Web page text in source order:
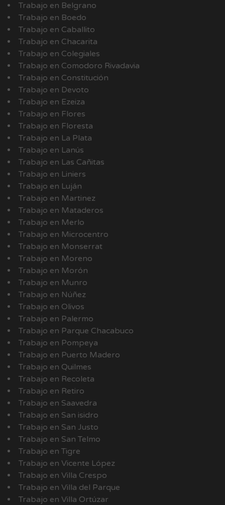
Trabajo en Belgrano
Trabajo en Boedo
Trabajo en Caballito
Trabajo en Chacarita
Trabajo en Colegiales
Trabajo en Comodoro Rivadavia
Trabajo en Constitución
Trabajo en Devoto
Trabajo en Ezeiza
Trabajo en Flores
Trabajo en Floresta
Trabajo en La Plata
Trabajo en Lanús
Trabajo en Las Cañitas
Trabajo en Liniers
Trabajo en Luján
Trabajo en Martinez
Trabajo en Mataderos
Trabajo en Merlo
Trabajo en Microcentro
Trabajo en Monserrat
Trabajo en Moreno
Trabajo en Morón
Trabajo en Munro
Trabajo en Núñez
Trabajo en Olivos
Trabajo en Palermo
Trabajo en Parque Chacabuco
Trabajo en Pompeya
Trabajo en Puerto Madero
Trabajo en Quilmes
Trabajo en Recoleta
Trabajo en Retiro
Trabajo en Saavedra
Trabajo en San isidro
Trabajo en San Justo
Trabajo en San Telmo
Trabajo en Tigre
Trabajo en Vicente López
Trabajo en Villa Crespo
Trabajo en Villa del Parque
Trabajo en Villa Ortúzar